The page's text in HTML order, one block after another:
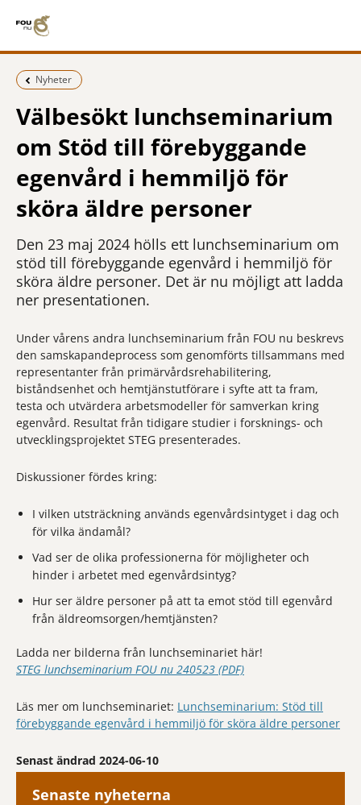
Föregående sida:
Nyheter
Välbesökt lunchseminarium
om Stöd till förebyggande
egenvård i hemmiljö för
sköra äldre personer
Den 23 maj 2024 hölls ett lunchseminarium om
stöd till förebyggande egenvård i hemmiljö för
sköra äldre personer. Det är nu möjligt att ladda
ner presentationen.
Under vårens andra lunchseminarium från FOU nu beskrevs
den samskapandeprocess som genomförts tillsammans med
representanter från primärvårdsrehabilitering,
biståndsenhet och hemtjänstutförare i syfte att ta fram,
testa och utvärdera arbetsmodeller för samverkan kring
egenvård. Resultat från tidigare studier i forsknings- och
utvecklingsprojektet STEG presenterades.
Diskussioner fördes kring:
I vilken utsträckning används egenvårdsintyget i dag och
för vilka ändamål?
Vad ser de olika professionerna för möjligheter och
hinder i arbetet med egenvårdsintyg?
Hur ser äldre personer på att ta emot stöd till egenvård
från äldreomsorgen/hemtjänsten?
Ladda ner bilderna från lunchseminariet här!
STEG lunchseminarium FOU nu 240523 (PDF)
Läs mer om lunchseminariet: Lunchseminarium: Stöd till
förebyggande egenvård i hemmiljö för sköra äldre personer
Senast ändrad 2024-06-10
Senaste nyheterna